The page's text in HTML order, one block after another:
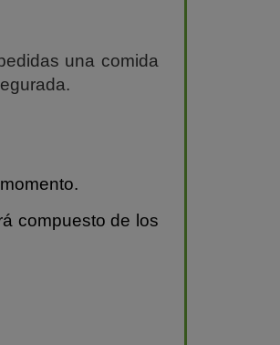
una comida
compuesto de los